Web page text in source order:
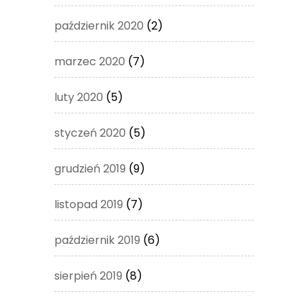
październik 2020 (2)
marzec 2020 (7)
luty 2020 (5)
styczeń 2020 (5)
grudzień 2019 (9)
listopad 2019 (7)
październik 2019 (6)
sierpień 2019 (8)